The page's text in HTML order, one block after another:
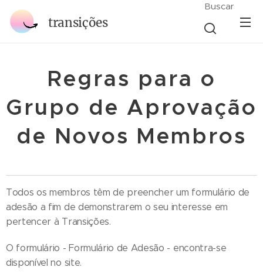
transições
Buscar
Regras para o
Grupo de Aprovação
de Novos Membros
Todos os membros têm de preencher um formulário de
adesão a fim de demonstrarem o seu interesse em
pertencer à Transições.
O formulário - Formulário de Adesão - encontra-se
disponível no site.